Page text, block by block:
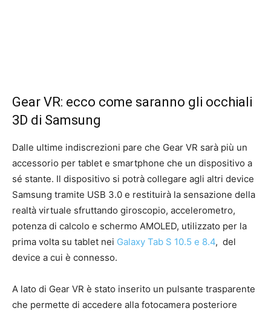
Gear VR: ecco come saranno gli occhiali
3D di Samsung
Dalle ultime indiscrezioni pare che Gear VR sarà più un
accessorio per tablet e smartphone che un dispositivo a
sé stante. Il dispositivo si potrà collegare agli altri device
Samsung tramite USB 3.0 e restituirà la sensazione della
realtà virtuale sfruttando giroscopio, accelerometro,
potenza di calcolo e schermo AMOLED, utilizzato per la
prima volta su tablet nei Galaxy Tab S 10.5 e 8.4, del
device a cui è connesso.
A lato di Gear VR è stato inserito un pulsante trasparente
che permette di accedere alla fotocamera posteriore